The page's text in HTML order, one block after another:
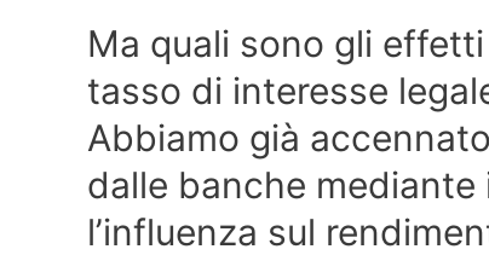
Ma quali sono gli
tasso di interesse
Abbiamo già
dalle banche mediante
l’influenza sul